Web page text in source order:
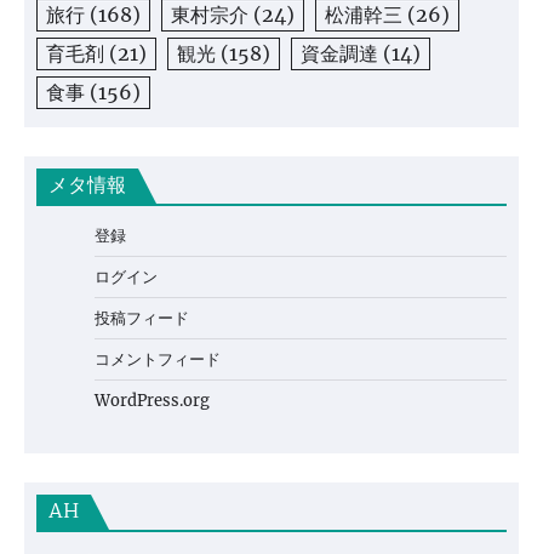
旅行 (168) 東村宗介 (24) 松浦幹三 (26)
育毛剤 (21) 観光 (158) 資金調達 (14)
食事 (156)
メタ情報
登録
ログイン
投稿フィード
コメントフィード
WordPress.org
AH